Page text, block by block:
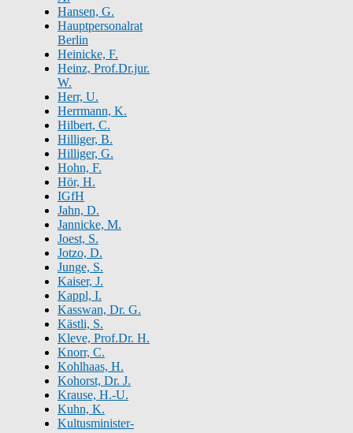
Hansen, G.
Hauptpersonalrat
Berlin
Heinicke, F.
Heinz, Prof.Dr.jur.
W.
Herr, U.
Herrmann, K.
Hilbert, C.
Hilliger, B.
Hilliger, G.
Hohn, F.
Hör, H.
IGfH
Jahn, D.
Jannicke, M.
Joest, S.
Jotzo, D.
Junge, S.
Kaiser, J.
Kappl, I.
Kasswan, Dr. G.
Kästli, S.
Kleve, Prof.Dr. H.
Knorr, C.
Kohlhaas, H.
Kohorst, Dr. J.
Krause, H.-U.
Kuhn, K.
Kultusminister-